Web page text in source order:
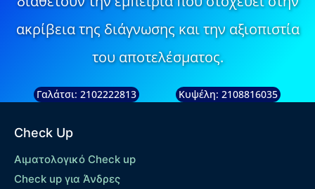
ακρίβεια της διάγνωσης και την αξιοπιστία
του αποτελέσματος.
Γαλάτσι: 2102222813 Κυψέλη: 2108816035
Check Up
Αιματολογικό Check up
Check up για Άνδρες